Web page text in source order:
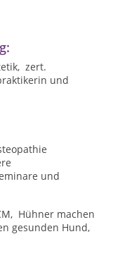
zert.
und
und
Hühner machen
gesunden Hund,